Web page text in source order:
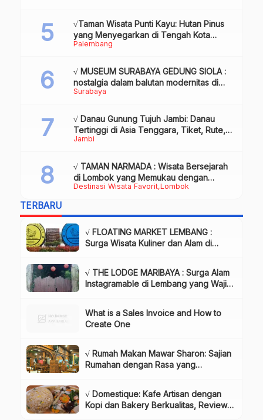
Palembang
√Taman Wisata Punti Kayu: Hutan Pinus
yang Menyegarkan di Tengah Kota
Palembang
Surabaya
√ MUSEUM SURABAYA GEDUNG SIOLA :
nostalgia dalam balutan modernitas di
tengah kota pahlawan, Review & Info
Jambi
√ Danau Gunung Tujuh Jambi: Danau
Tertinggi di Asia Tenggara, Tiket, Rute,
Daya Tarik & Tips Lengkap
Destinasi Wisata Favorit Lombok
√ TAMAN NARMADA : Wisata Bersejarah
di Lombok yang Memukau dengan
Keindahan Alam & Budaya
TERBARU
√ FLOATING MARKET LEMBANG :
Surga Wisata Kuliner dan Alam di
√ THE LODGE MARIBAYA : Surga Alam
Instagramable di Lembang yang Wajib
What is a Sales Invoice and How to
Create One
√ Rumah Makan Mawar Sharon: Sajian
Rumahan dengan Rasa yang
√ Domestique: Kafe Artisan dengan
Kopi dan Bakery Berkualitas, Review